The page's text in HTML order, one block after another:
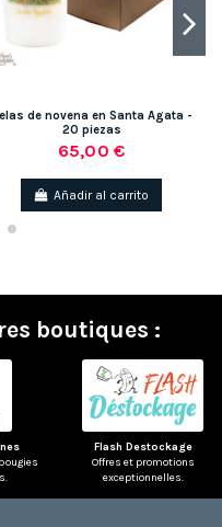
de novena en Santa Agata -
20 piezas
65,00 €
Añadir al carrito
boutiques :
Flash Destockage
Offres et promotions
exceptionnelles.